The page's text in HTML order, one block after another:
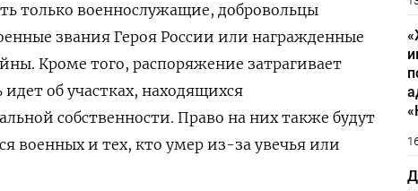
только военнослужащие, добровольцы
звания Героя России или награжденные
Кроме того, распоряжение затрагивает
идет об участках, находящихся
собственности. Право на них также будут
военных и тех, кто умер из-за увечья или